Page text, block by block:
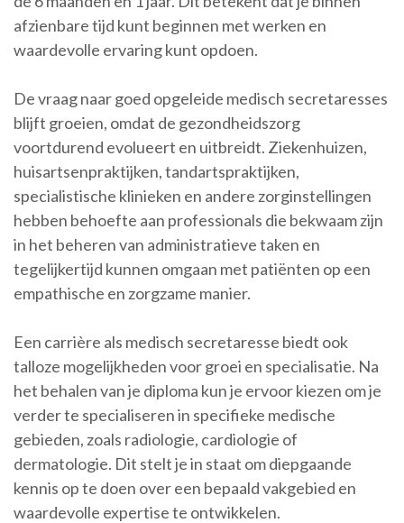
afzienbare tijd kunt beginnen met werken en
waardevolle ervaring kunt opdoen.
De vraag naar goed opgeleide medisch secretaresses
blijft groeien, omdat de gezondheidszorg
voortdurend evolueert en uitbreidt. Ziekenhuizen,
huisartsenpraktijken, tandartspraktijken,
specialistische klinieken en andere zorginstellingen
hebben behoefte aan professionals die bekwaam zijn
in het beheren van administratieve taken en
tegelijkertijd kunnen omgaan met patiënten op een
empathische en zorgzame manier.
Een carrière als medisch secretaresse biedt ook
talloze mogelijkheden voor groei en specialisatie. Na
het behalen van je diploma kun je ervoor kiezen om je
verder te specialiseren in specifieke medische
gebieden, zoals radiologie, cardiologie of
dermatologie. Dit stelt je in staat om diepgaande
kennis op te doen over een bepaald vakgebied en
waardevolle expertise te ontwikkelen.